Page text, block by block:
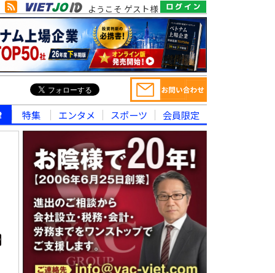
ようこそ ゲスト様
特集 エンタメ スポーツ 会員限定